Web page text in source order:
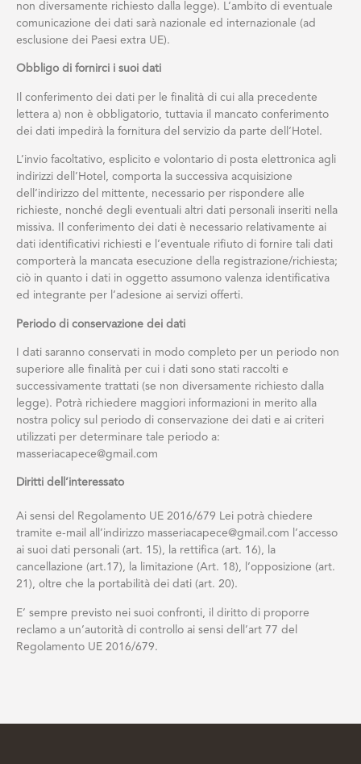
non diversamente richiesto dalla legge). L’ambito di eventuale
comunicazione dei dati sarà nazionale ed internazionale (ad
esclusione dei Paesi extra UE).
Obbligo di fornirci i suoi dati
Il conferimento dei dati per le finalità di cui alla precedente
lettera a) non è obbligatorio, tuttavia il mancato conferimento
dei dati impedirà la fornitura del servizio da parte dell’Hotel.
L’invio facoltativo, esplicito e volontario di posta elettronica agli
indirizzi dell’Hotel, comporta la successiva acquisizione
dell’indirizzo del mittente, necessario per rispondere alle
richieste, nonché degli eventuali altri dati personali inseriti nella
missiva. Il conferimento dei dati è necessario relativamente ai
dati identificativi richiesti e l’eventuale rifiuto di fornire tali dati
comporterà la mancata esecuzione della registrazione/richiesta;
ciò in quanto i dati in oggetto assumono valenza identificativa
ed integrante per l’adesione ai servizi offerti.
Periodo di conservazione dei dati
I dati saranno conservati in modo completo per un periodo non
superiore alle finalità per cui i dati sono stati raccolti e
successivamente trattati (se non diversamente richiesto dalla
legge). Potrà richiedere maggiori informazioni in merito alla
nostra policy sul periodo di conservazione dei dati e ai criteri
utilizzati per determinare tale periodo a:
masseriacapece@gmail.com
Diritti dell’interessato
Ai sensi del Regolamento UE 2016/679 Lei potrà chiedere
tramite e-mail all’indirizzo masseriacapece@gmail.com l’accesso
ai suoi dati personali (art. 15), la rettifica (art. 16), la
cancellazione (art.17), la limitazione (Art. 18), l’opposizione (art.
21), oltre che la portabilità dei dati (art. 20).
E’ sempre previsto nei suoi confronti, il diritto di proporre
reclamo a un’autorità di controllo ai sensi dell’art 77 del
Regolamento UE 2016/679.